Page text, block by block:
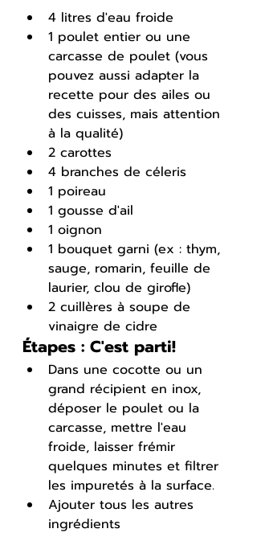
4 litres d'eau froide
1 poulet entier ou une
carcasse de poulet (vous
pouvez aussi adapter la
recette pour des ailes ou
des cuisses, mais attention
à la qualité)
2 carottes
4 branches de céleris
1 poireau
1 gousse d'ail
1 oignon
1 bouquet garni (ex : thym,
sauge, romarin, feuille de
laurier, clou de girofle)
2 cuillères à soupe de
vinaigre de cidre
Étapes : C'est parti!
Dans une cocotte ou un
grand récipient en inox,
déposer le poulet ou la
carcasse, mettre l'eau
froide, laisser frémir
quelques minutes et filtrer
les impuretés à la surface.
Ajouter tous les autres
ingrédients